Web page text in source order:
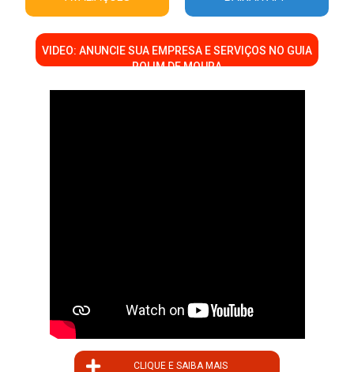
VIDEO: ANUNCIE SUA EMPRESA E SERVIÇOS NO GUIA
ROLIM DE MOURA
CLIQUE E SAIBA MAIS